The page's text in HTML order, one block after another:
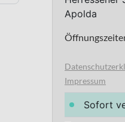
Apolda
Impressum
Sofort